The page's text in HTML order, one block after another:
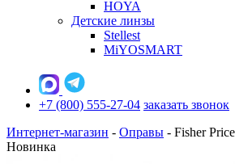
HOYA
Детские линзы
Stellest
MiYOSMART
+7 (800) 555-27-04 заказать звонок
Интернет-магазин - Оправы - Fisher
Новинка